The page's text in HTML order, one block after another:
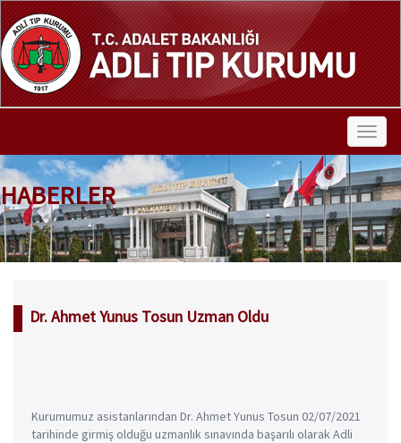
HABERLER
Dr. Ahmet Yunus Tosun Uzman Oldu
Kurumumuz asistanlarından Dr. Ahmet Yunus Tosun 02/07/2021
tarihinde girmiş olduğu uzmanlık sınavında başarılı olarak Adli